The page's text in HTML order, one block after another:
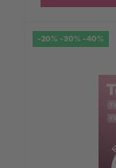
-20% -30% -40%